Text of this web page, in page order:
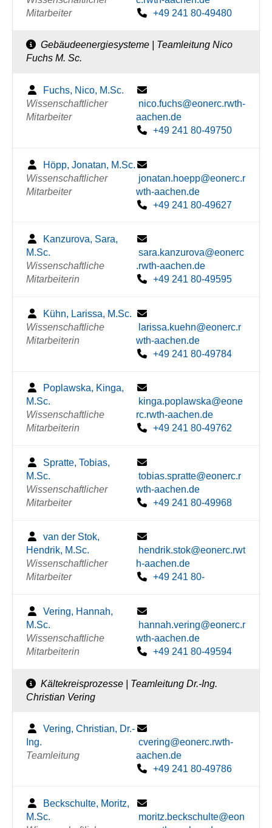
Mitarbeiter
+49 241 80-49480
Gebäudeenergiesysteme | Teamleitung Nico
Fuchs M. Sc.
Fuchs, Nico, M.Sc.
Wissenschaftlicher
Mitarbeiter
nico.fuchs@eonerc.rwth-
aachen.de
+49 241 80-49750
Höpp, Jonatan, M.Sc.
Wissenschaftlicher
Mitarbeiter
jonatan.hoepp@eonerc.r
wth-aachen.de
+49 241 80-49627
Kanzurova, Sara,
M.Sc.
Wissenschaftliche
Mitarbeiterin
sara.kanzurova@eonerc
.rwth-aachen.de
+49 241 80-49595
Kühn, Larissa, M.Sc.
Wissenschaftliche
Mitarbeiterin
larissa.kuehn@eonerc.r
wth-aachen.de
+49 241 80-49784
Poplawska, Kinga,
M.Sc.
Wissenschaftliche
Mitarbeiterin
kinga.poplawska@eone
rc.rwth-aachen.de
+49 241 80-49762
Spratte, Tobias,
M.Sc.
Wissenschaftlicher
Mitarbeiter
tobias.spratte@eonerc.r
wth-aachen.de
+49 241 80-49968
van der Stok,
Hendrik, M.Sc.
Wissenschaftlicher
Mitarbeiter
hendrik.stok@eonerc.rwt
h-aachen.de
+49 241 80-
Vering, Hannah,
M.Sc.
Wissenschaftliche
Mitarbeiterin
hannah.vering@eonerc.r
wth-aachen.de
+49 241 80-49594
Kältekreisprozesse | Teamleitung Dr.-Ing.
Christian Vering
Vering, Christian, Dr.-
Ing.
Teamleitung
cvering@eonerc.rwth-
aachen.de
+49 241 80-49786
Beckschulte, Moritz,
M.Sc.
moritz.beckschulte@eon